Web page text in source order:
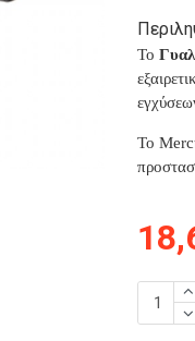
Το
Το